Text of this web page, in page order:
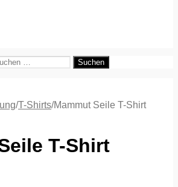
Suchen
/T-Shirts/Mammut Seile T-Shirt
T-Shirt